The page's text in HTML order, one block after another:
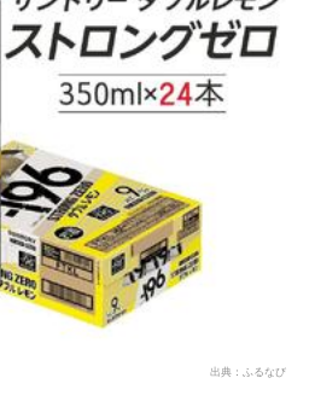
出典：ふるなび